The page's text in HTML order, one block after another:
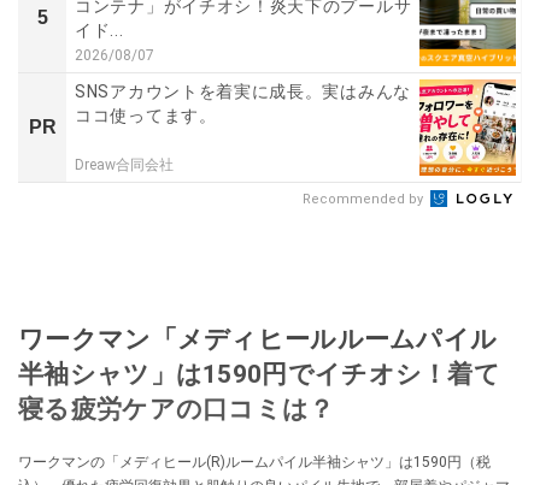
5
コンテナ」がイチオシ！炎天下のプールサ
イド...
2026/08/07
PR
SNSアカウントを着実に成長。実はみんな
ココ使ってます。
Dreaw合同会社
Recommended by
ワークマン「メディヒールルームパイル
半袖シャツ」は1590円でイチオシ！着て
寝る疲労ケアの口コミは？
ワークマンの「メディヒール(R)ルームパイル半袖シャツ」は1590円（税